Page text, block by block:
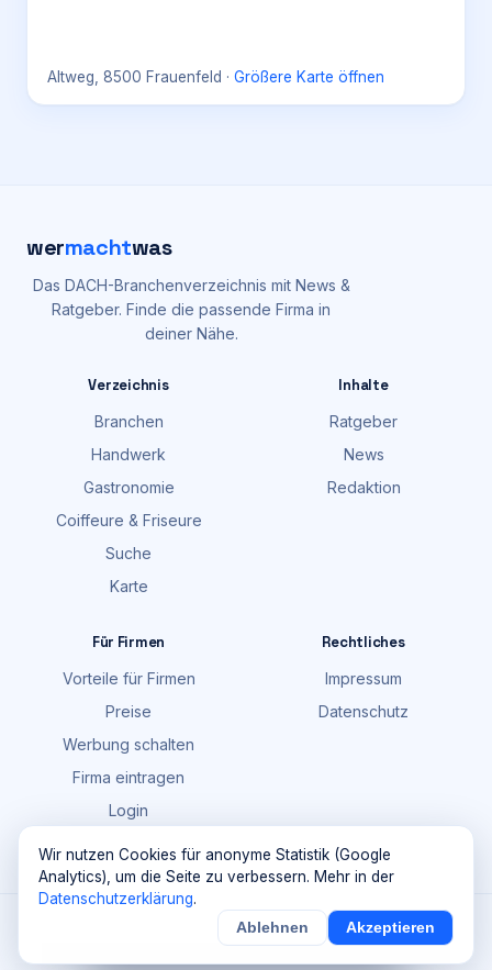
Altweg, 8500 Frauenfeld · Größere Karte öffnen
wermachtwas
Das DACH-Branchenverzeichnis mit News &
Ratgeber. Finde die passende Firma in
deiner Nähe.
Verzeichnis
Branchen
Handwerk
Gastronomie
Coiffeure & Friseure
Suche
Karte
Inhalte
Ratgeber
News
Redaktion
Für Firmen
Vorteile für Firmen
Preise
Werbung schalten
Firma eintragen
Login
Rechtliches
Impressum
Datenschutz
Maik Möhring Media · Ermatingen
Firmendaten teils © OpenStreetMap-Mitwirkende (ODbL)
Details Sichern ×
Wir nutzen Cookies für anonyme Statistik (Google
Analytics), um die Seite zu verbessern. Mehr in der
Datenschutzerklärung.
Ablehnen Akzeptieren